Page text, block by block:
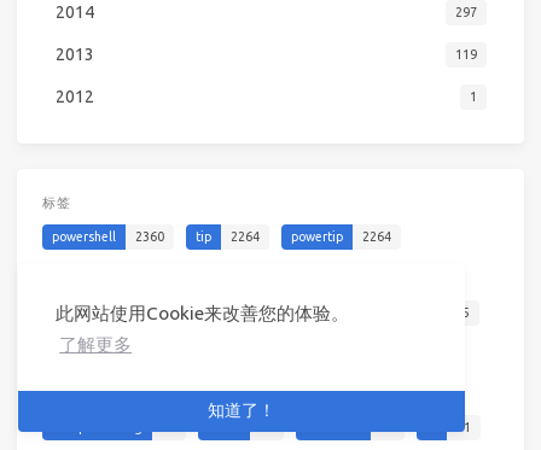
此网站使用Cookie来改善您的体验。
了解更多
知道了！
2014 297
2013 119
2012 1
标签
powershell 2360 tip 2264 powertip 2264
automation 66 azure 60 security 45
system-management
script 38 web 31 network 31 geek 30
21